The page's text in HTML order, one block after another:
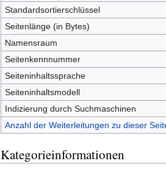
Standardsortierschlüssel
Seitenlänge (in Bytes)
Namensraum
Seitenkennnummer
Seiteninhaltssprache
Seiteninhaltsmodell
Indizierung durch Suchmaschinen
Anzahl der Weiterleitungen zu dieser
Kategorieinformationen